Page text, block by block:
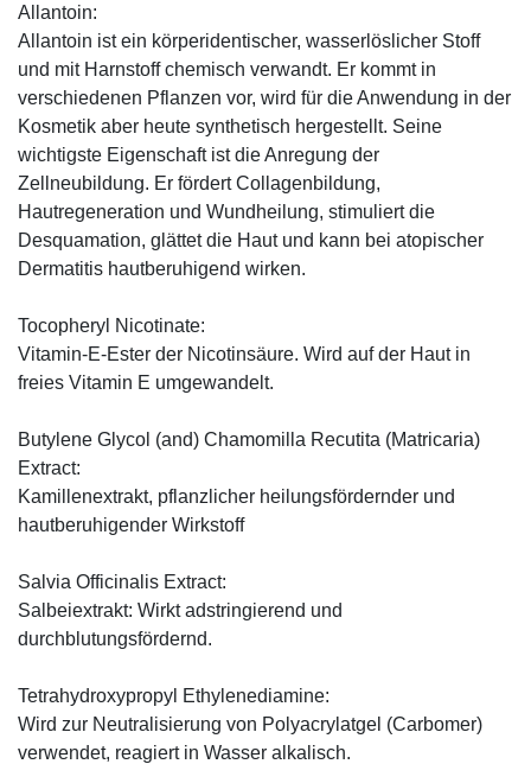
Allantoin:
Allantoin ist ein körperidentischer, wasserlöslicher Stoff
und mit Harnstoff chemisch verwandt. Er kommt in
verschiedenen Pflanzen vor, wird für die Anwendung in der
Kosmetik aber heute synthetisch hergestellt. Seine
wichtigste Eigenschaft ist die Anregung der
Zellneubildung. Er fördert Collagenbildung,
Hautregeneration und Wundheilung, stimuliert die
Desquamation, glättet die Haut und kann bei atopischer
Dermatitis hautberuhigend wirken.
Tocopheryl Nicotinate:
Vitamin-E-Ester der Nicotinsäure. Wird auf der Haut in
freies Vitamin E umgewandelt.
Butylene Glycol (and) Chamomilla Recutita (Matricaria)
Extract:
Kamillenextrakt, pflanzlicher heilungsfördernder und
hautberuhigender Wirkstoff
Salvia Officinalis Extract:
Salbeiextrakt: Wirkt adstringierend und
durchblutungsfördernd.
Tetrahydroxypropyl Ethylenediamine:
Wird zur Neutralisierung von Polyacrylatgel (Carbomer)
verwendet, reagiert in Wasser alkalisch.